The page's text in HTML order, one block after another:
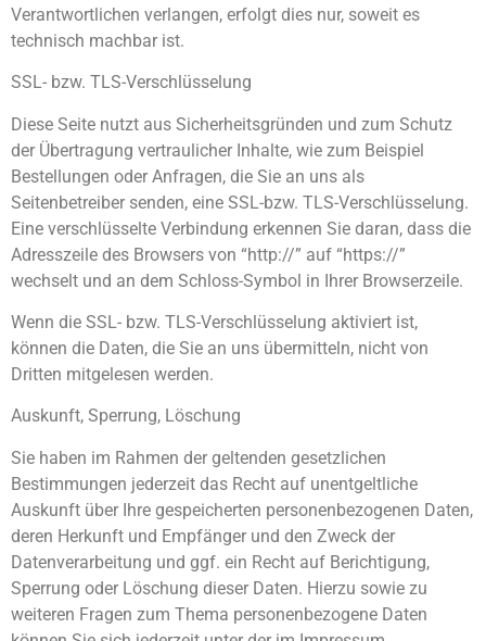
Verantwortlichen verlangen, erfolgt dies nur, soweit es
technisch machbar ist.
SSL- bzw. TLS-Verschlüsselung
Diese Seite nutzt aus Sicherheitsgründen und zum Schutz
der Übertragung vertraulicher Inhalte, wie zum Beispiel
Bestellungen oder Anfragen, die Sie an uns als
Seitenbetreiber senden, eine SSL-bzw. TLS-Verschlüsselung.
Eine verschlüsselte Verbindung erkennen Sie daran, dass die
Adresszeile des Browsers von “http://” auf “https://”
wechselt und an dem Schloss-Symbol in Ihrer Browserzeile.
Wenn die SSL- bzw. TLS-Verschlüsselung aktiviert ist,
können die Daten, die Sie an uns übermitteln, nicht von
Dritten mitgelesen werden.
Auskunft, Sperrung, Löschung
Sie haben im Rahmen der geltenden gesetzlichen
Bestimmungen jederzeit das Recht auf unentgeltliche
Auskunft über Ihre gespeicherten personenbezogenen Daten,
deren Herkunft und Empfänger und den Zweck der
Datenverarbeitung und ggf. ein Recht auf Berichtigung,
Sperrung oder Löschung dieser Daten. Hierzu sowie zu
weiteren Fragen zum Thema personenbezogene Daten